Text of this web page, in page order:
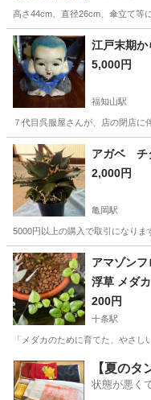
高さ44cm、直径26cm、傘立て等
京都 京都市 嵯峨嵐山駅
江戸末期か
5,000円
福知山駅
７代目呉服屋さんが、店の閉店に
京都 福知山市 福知山駅
アガベ チ
2,000円
亀岡駅
5000円以上の購入で取引になり
京都 亀岡市 亀岡駅
アマゾン
浮草 メダ
200円
十条駅
「メダカのために育てた、やさ
京都 京都市 十条駅
【夏の
状態が悪く